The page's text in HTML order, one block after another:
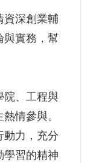
資深創業輔
與實務，幫
院、工程與
情參與。
動力，充分
學習的精神